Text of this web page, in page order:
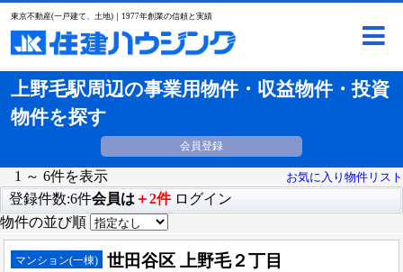
東京不動産(一戸建て、土地)｜1977年創業の信頼と実績
上野毛駅周辺の事業用物件・収益物件・投資
物件を探す
会員登録
1 ～ 6件を表示 お気に入り物件リスト
登録件数:6件会員は ＋2件 ログイン
物件の並び順
マンション(一棟) 世田谷区 上野毛２丁目